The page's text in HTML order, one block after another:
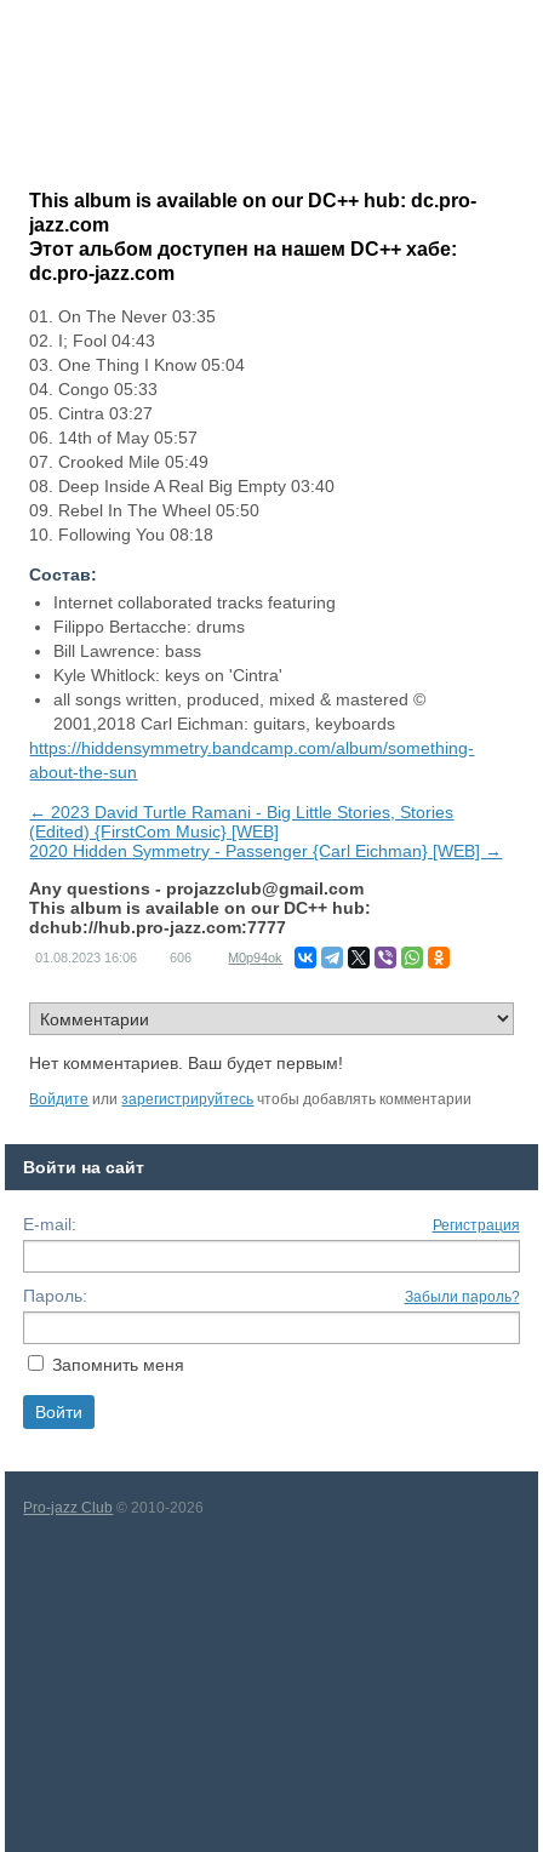
This album is available on our DC++ hub: dc.pro-
jazz.com
Этот альбом доступен на нашем DC++ хабе:
dc.pro-jazz.com
01. On The Never 03:35
02. I; Fool 04:43
03. One Thing I Know 05:04
04. Congo 05:33
05. Cintra 03:27
06. 14th of May 05:57
07. Crooked Mile 05:49
08. Deep Inside A Real Big Empty 03:40
09. Rebel In The Wheel 05:50
10. Following You 08:18
Состав:
Internet collaborated tracks featuring
Filippo Bertacche: drums
Bill Lawrence: bass
Kyle Whitlock: keys on 'Cintra'
all songs written, produced, mixed & mastered ©
2001,2018 Carl Eichman: guitars, keyboards
https://hiddensymmetry.bandcamp.com/album/something-
about-the-sun
← 2023 David Turtle Ramani - Big Little Stories, Stories
(Edited) {FirstCom Music} [WEB]
2020 Hidden Symmetry - Passenger {Carl Eichman} [WEB] →
Any questions - projazzclub@gmail.com
This album is available on our DC++ hub:
dchub://hub.pro-jazz.com:7777
01.08.2023 16:06 606 M0p94ok
Нет комментариев. Ваш будет первым!
Войдите илизарегистрируйтесь чтобы добавлять комментарии
Войти на сайт
E-mail: Регистрация
Пароль: Забыли пароль?
Запомнить меня
Pro-jazz Club © 2010-2026